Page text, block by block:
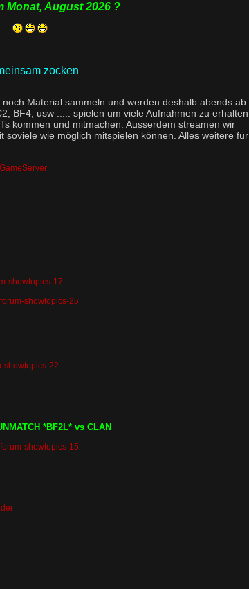
Monat, August 2026 ?
zocken
Material sammeln und werden deshalb abends ab
BF4, usw ..... spielen um viele Aufnahmen zu erhalten.
kommen und mitmachen. Ausserdem streamen wir
wie möglich mitspielen können. Alles weitere für
showtopics-17
showtopics-25
showtopics-22
*BF2L* vs CLAN
showtopics-15